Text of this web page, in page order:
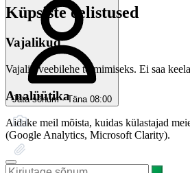
Jäta sõnum · Täna 08:00
Küpsiste eelistused
Vajalikud
Vajalik veebilehe toimimiseks. Ei saa
Analüütika
Aidake meil mõista, kuidas külastajad
(Google Analytics, Microsoft Clarity).